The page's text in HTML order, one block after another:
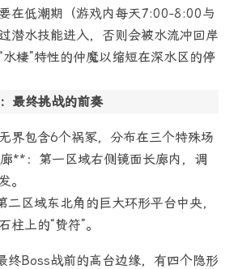
在低潮期（游戏内每天7:00-8:00与
潜水技能进入，否则会被水流冲回岸
棲”特性的仲魔以缩短在深水区的停
最终挑战的前奏
界包含6个祸冢，分布在三个特殊场
**：第一区域右侧镜面长廊内，调
。
区域东北角的巨大环形平台中央，
柱上的“贽符”。
Boss战前的高台边缘，有四个隐形